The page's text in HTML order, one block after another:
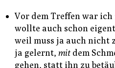
Vor dem Treffen war
wollte auch schon
weil muss ja auch nicht
ja gelernt, mit dem
gehen, statt ihn zu